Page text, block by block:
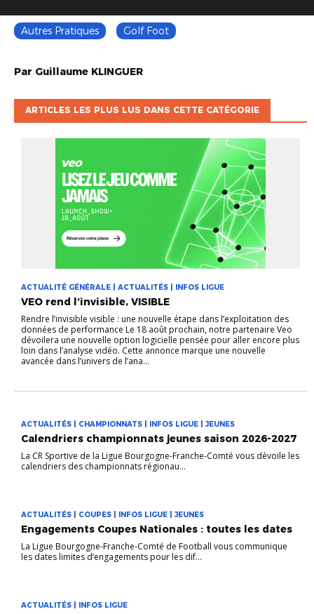
Autres Pratiques Golf Foot
Par Guillaume KLINGUER
ARTICLES LES PLUS LUS DANS CETTE CATÉGORIE
ACTUALITÉ GÉNÉRALE | ACTUALITÉS | INFOS LIGUE
VEO rend l’invisible, VISIBLE
Rendre l’invisible visible : une nouvelle étape dans l’exploitation des
données de performance Le 18 août prochain, notre partenaire Veo
dévoilera une nouvelle option logicielle pensée pour aller encore plus
loin dans l’analyse vidéo. Cette annonce marque une nouvelle
avancée dans l’univers de l’ana...
ACTUALITÉS | CHAMPIONNATS | INFOS LIGUE | JEUNES
Calendriers championnats jeunes saison 2026-2027
La CR Sportive de la Ligue Bourgogne-Franche-Comté vous dévoile les
calendriers des championnats régionau...
ACTUALITÉS | COUPES | INFOS LIGUE | JEUNES
Engagements Coupes Nationales : toutes les dates
La Ligue Bourgogne-Franche-Comté de Football vous communique
les dates limites d’engagements pour les dif...
ACTUALITÉS | INFOS LIGUE